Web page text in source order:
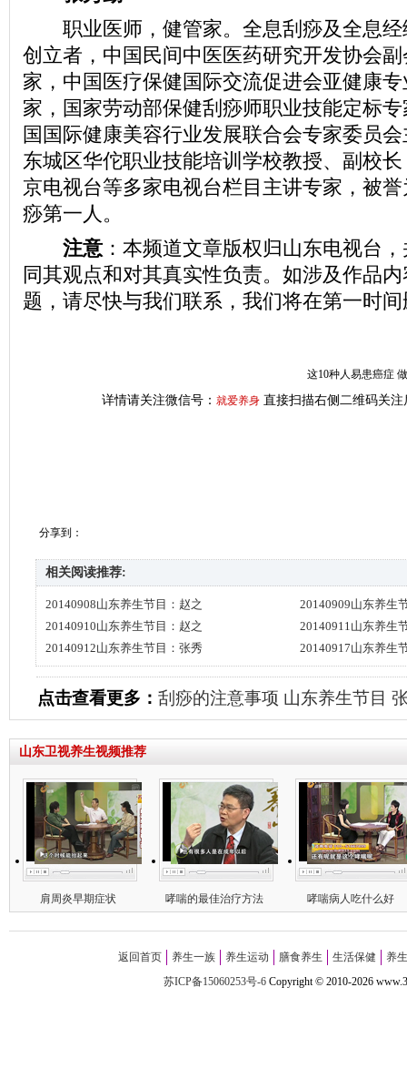
职业医师，健管家。全息刮痧及全息经
创立者，中国民间中医医药研究开发协会
家，中国医疗保健国际交流促进会亚健康
家，国家劳动部保健刮痧师职业技能定标
国国际健康美容行业发展联合会专家委员
东城区华佗职业技能培训学校教授、副校
京电视台等多家电视台栏目主讲专家，被
痧第一人。
注意 ：本频道文章版权归山东电视台
同其观点和对其真实性负责。如涉及作品
题，请尽快与我们联系，我们将在第一时
这10种人易患癌症
详情请关注微信号： 就爱养身 直接扫描右侧二维码关注
分享到：
相关阅读推荐:
20140908山东养生节目：赵之
20140909山东养生
20140910山东养生节目：赵之
20140911山东养生
20140912山东养生节目：张秀
20140917山东养生
点击查看更多： 刮痧的注意事项 山东养生节目
山东卫视养生视频推荐
肩周炎早期症状 哮喘的最佳治疗方法 哮喘病人吃什么好
返回首页 养生一族 养生运动 膳食养生 生活保健
养
苏ICP备15060253号-6Copyright©2010-2026